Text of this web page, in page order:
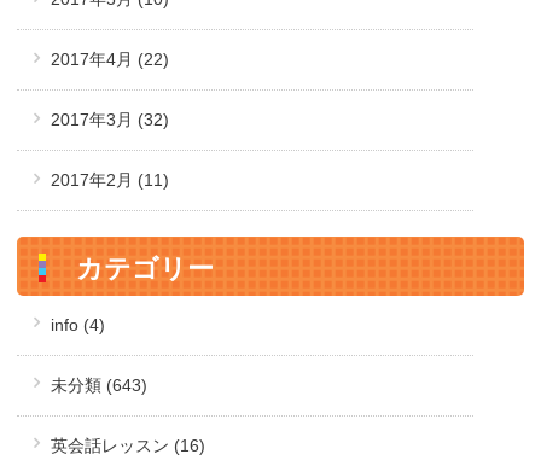
2017年4月 (22)
2017年3月 (32)
2017年2月 (11)
カテゴリー
info (4)
未分類 (643)
英会話レッスン (16)